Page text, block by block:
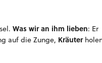
Was wir an ihm lieben: Er
auf die Zunge, Kräuter